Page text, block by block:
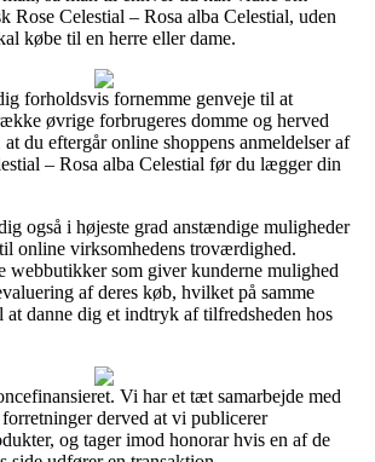
Rose Celestial – Rosa alba Celestial, uden
købe til en herre eller dame.
forholdsvis fornemme genveje til at
øvrige forbrugeres domme og herved
du eftergår online shoppens anmeldelser af
– Rosa alba Celestial før du lægger din
også i højeste grad anstændige muligheder
online virksomhedens troværdighed.
webbutikker som giver kunderne mulighed
af deres køb, hvilket på samme
at danne dig et indtryk af tilfredsheden hos
Vi har et tæt samarbejde med
derved at vi publicerer
og tager imod honorar hvis en af de